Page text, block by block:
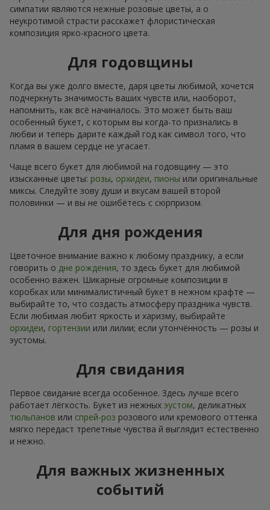
симпатии являются нежные розовые цветы, а о
неукротимой страсти расскажет флористическая
композиция ярко-красного цвета.
Для годовщины
Когда вы уже долго вместе, даря цветы любимой, хочется
подчеркнуть значимость ваших чувств или, наоборот,
напомнить, как всё начиналось. Это может быть ваш
особенный букет, с которым вы когда-то признались в
любви и теперь дарите каждый год как символ того, что
пламя в вашем сердце не угасает.
Чаще всего букет для любимой на годовщину — это
изысканные цветы: розы, орхидеи, пионы или оригинальные
миксы. Следуйте зову души и вкусам вашей второй
половинки — и вы не ошибётесь с сюрпризом.
Для дня рождения
Цветочное внимание важно к любому празднику, а если
говорить о дне рождения, то здесь букет для любимой
особенно важен. Шикарные огромные композиции в
коробках или минималистичный букет в нежном крафте —
выбирайте то, что создасть атмосферу праздника чувств.
Если любимая любит яркость и харизму, выбирайте
орхидеи, гортензии или лилии; если утончённость — розы и
эустомы.
Для свидания
Первое свидание всегда особенное. Здесь лучше всего
работает лёгкость. Букет из нежных эустом, деликатных
тюльпанов или спрей-роз розового или кремового оттенка
мягко передаст трепетные чувства й выглядит естественно
и нежно.
Для важных жизненных
событий